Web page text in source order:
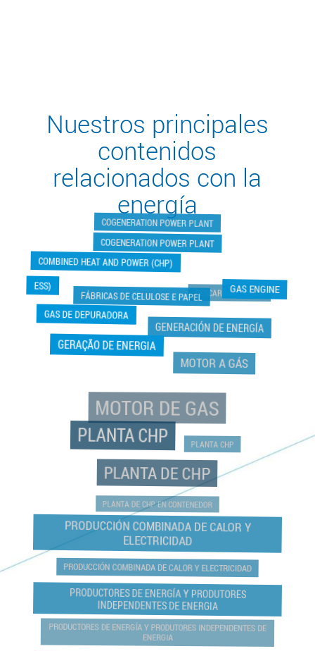
Nuestros principales
contenidos
relacionados con la
energía
COGENERATION POWER PLANT
COGENERATION POWER PLANT
COMBINED HEAT AND POWER (CHP)
DESCARBONIZACIÓN
ESS) FÁBRICAS DE CELULOSE E PAPEL GAS ENGINE
GAS DE DEPURADORA
GENERACIÓN DE ENERGÍA
GERAÇÃO DE ENERGIA
MOTOR A GÁS
MOTOR DE GAS
PLANTA CHP PLANTA CHP
PLANTA DE CHP
PLANTA DE CHP EN CONTENEDOR
PRODUCCIÓN COMBINADA DE CALOR Y
ELECTRICIDAD
PRODUCCIÓN COMBINADA DE CALOR Y ELECTRICIDAD
PRODUCTORES DE ENERGÍA Y PRODUTORES
INDEPENDENTES DE ENERGIA
PRODUCTORES DE ENERGÍA Y PRODUTORES INDEPENDENTES DE
ENERGIA